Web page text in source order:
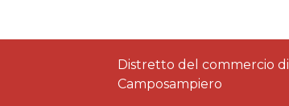
Distretto del commercio di
Camposampiero